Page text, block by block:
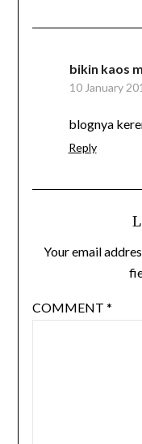
bikin kaos
10 January
blognya
Reply
Your email
COMMENT *